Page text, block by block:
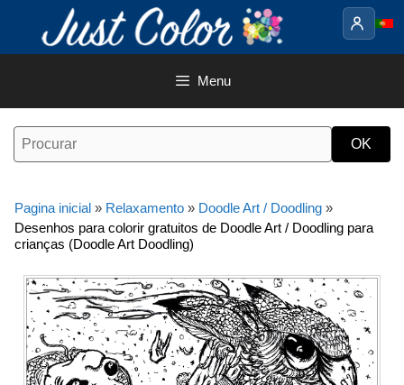
o
Menu
Pagina inicial » Relaxamento » Doodle Art / Doodling »
Desenhos para colorir gratuitos de Doodle Art / Doodling para
crianças (Doodle Art Doodling)